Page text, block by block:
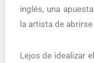
inglés, una
la artista de
Lejos de idealizar el amor o dramatizarlo, Blanca